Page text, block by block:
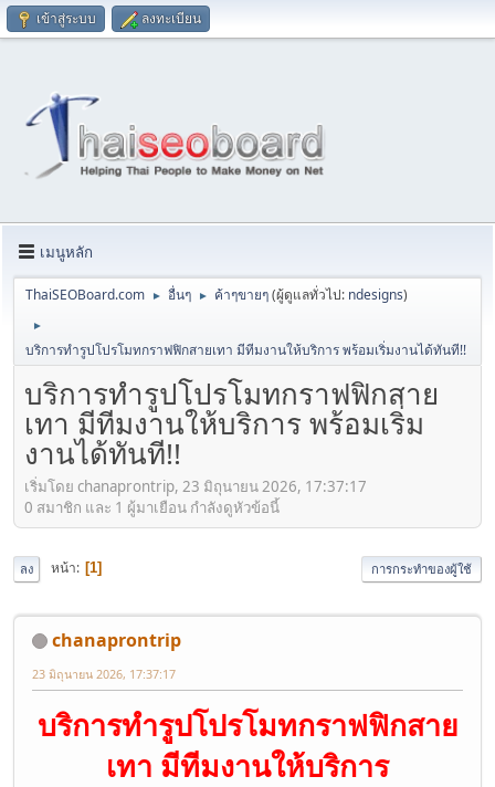
เข้าสู่ระบบ ลงทะเบียน
เมนูหลัก
ThaiSEOBoard.com ► อื่นๆ ► ค้าๆขายๆ(ผู้ดูแลทั่วไป: ndesigns)
►
บริการทำรูปโปรโมทกราฟฟิกสายเทา มีทีมงานให้บริการ พร้อมเริ่มงานได้ทันที!!
บริการทำรูปโปรโมทกราฟฟิกสาย
เทา มีทีมงานให้บริการ พร้อมเริ่ม
งานได้ทันที!!
เริ่มโดย chanaprontrip, 23 มิถุนายน 2026, 17:37:17
0 สมาชิก และ 1 ผู้มาเยือน กำลังดูหัวข้อนี้
ลง หน้า 1 การกระทำของผู้ใช้
chanaprontrip
23 มิถุนายน 2026, 17:37:17
บริการทำรูปโปรโมทกราฟฟิกสาย
เทา มีทีมงานให้บริการ